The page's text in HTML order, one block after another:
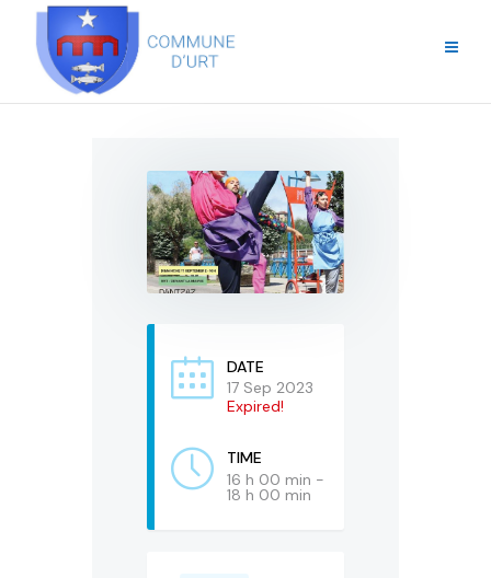
DATE
17 Sep 2023
Expired!
TIME
16 h 00 min -
18 h 00 min